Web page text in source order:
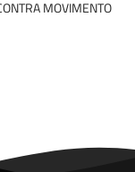
MOVIMENTO